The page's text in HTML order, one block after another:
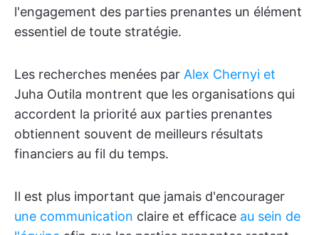
l'engagement des parties prenantes un élément
essentiel de toute stratégie.
Les recherches menées par Alex Chernyi et
Juha Outila montrent que les organisations qui
accordent la priorité aux parties prenantes
obtiennent souvent de meilleurs résultats
financiers au fil du temps.
Il est plus important que jamais d'encourager
une communication claire et efficace au sein de